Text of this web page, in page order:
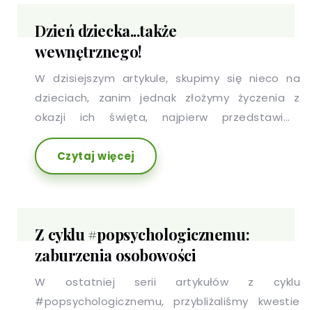
Dzień dziecka...także
wewnętrznego!
W dzisiejszym artykule, skupimy się nieco na
dzieciach, zanim jednak złożymy życzenia z
okazji ich święta, najpierw przedstawimy
dzisiejszego bohatera, czyli wewnętrzne
dziecko. Kim jest nasze wewnętrzne dziecko?
Dlaczego pełni tak ważną rolę w naszym życiu i
Czytaj więcej
Z cyklu #popsychologicznemu:
zaburzenia osobowości
W ostatniej serii artykułów z cyklu
#popsychologicznemu, przybliżaliśmy kwestie